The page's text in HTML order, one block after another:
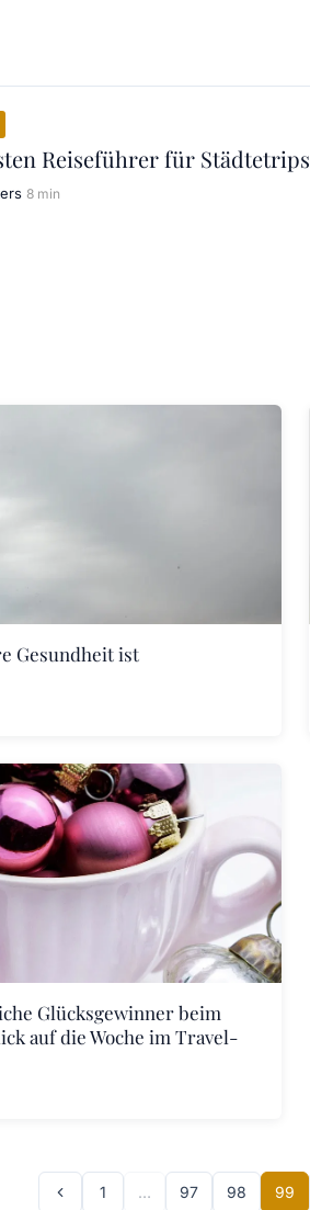
Reiseführer für Städtetrips
8 min
Gesundheit ist
Glücksgewinner beim
auf die Woche im Travel-
1 … 97 98 99